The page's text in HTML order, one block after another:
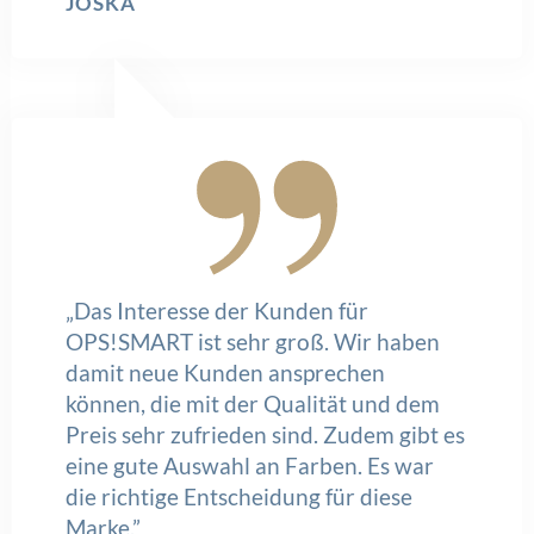
„Das Interesse der Kunden für
OPS!SMART ist sehr groß. Wir haben
damit neue Kunden ansprechen
können, die mit der Qualität und dem
Preis sehr zufrieden sind. Zudem gibt es
eine gute Auswahl an Farben. Es war
die richtige Entscheidung für diese
Marke.”